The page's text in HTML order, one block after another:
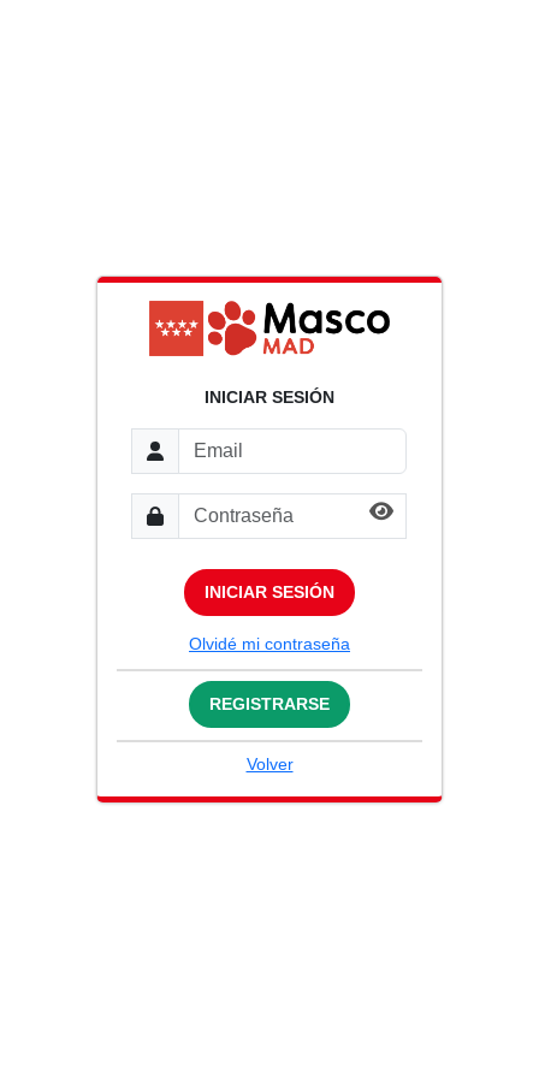
INICIAR SESIÓN
INICIAR SESIÓN
Olvidé mi contraseña
REGISTRARSE
Volver